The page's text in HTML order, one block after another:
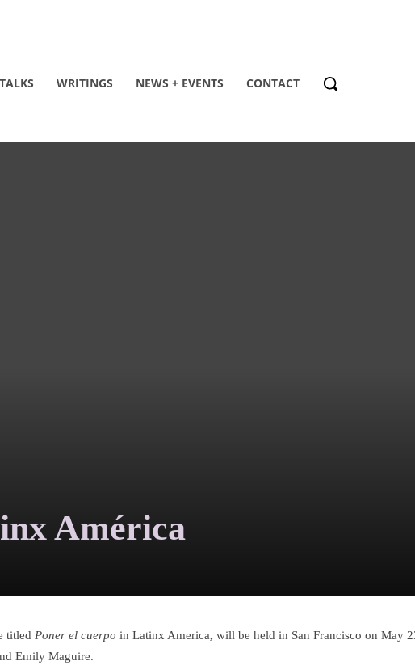
TALKS WRITINGS NEWS + EVENTS CONTACT
América
titled Poner el cuerpo in Latinx America, will be held in San Francisco on May
Emily Maguire.